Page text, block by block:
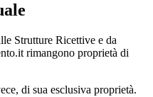
Strutture Ricettive e da
rimangono proprietà di
di sua esclusiva proprietà.